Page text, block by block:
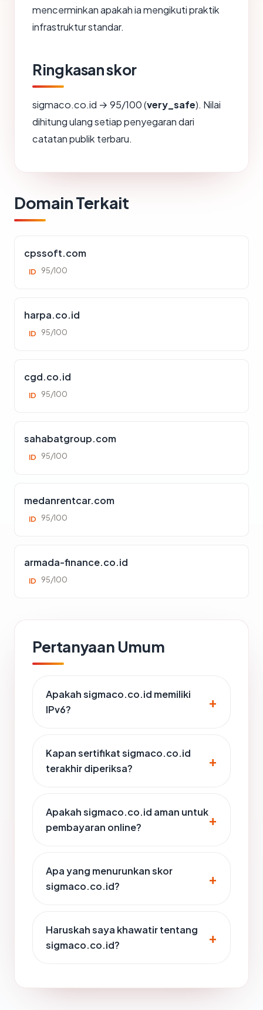
mencerminkan apakah ia mengikuti praktik
infrastruktur standar.
Ringkasan skor
sigmaco.co.id → 95/100 (very_safe). Nilai
dihitung ulang setiap penyegaran dari
catatan publik terbaru.
Domain Terkait
cpssoft.com
ID 95/100
harpa.co.id
ID 95/100
cgd.co.id
ID 95/100
sahabatgroup.com
ID 95/100
medanrentcar.com
ID 95/100
armada-finance.co.id
ID 95/100
Pertanyaan Umum
Apakah sigmaco.co.id memiliki
IPv6?
Kapan sertifikat sigmaco.co.id
terakhir diperiksa?
Apakah sigmaco.co.id aman untuk
pembayaran online?
Apa yang menurunkan skor
sigmaco.co.id?
Haruskah saya khawatir tentang
sigmaco.co.id?